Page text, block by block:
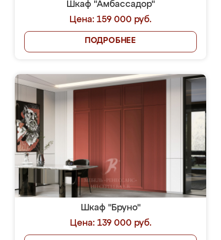
Шкаф "Амбассадор"
Цена: 159 000 руб.
ПОДРОБНЕЕ
Шкаф "Бруно"
Цена: 139 000 руб.